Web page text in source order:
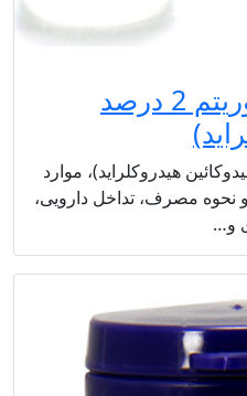
راهنمای داروی لیدوریتم 2 درصد
هیدروکلراید)، موارد
نحوه مصرف، تداخل دارویی،
و…